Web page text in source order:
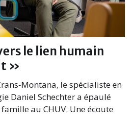
le lien humain
»
Montana, le spécialiste en
Daniel Schechter a épaulé
au CHUV. Une écoute